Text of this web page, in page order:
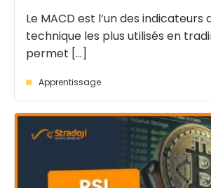
Le MACD est l’un des indicateurs
technique les plus utilisés en
permet [...]
Apprentissage